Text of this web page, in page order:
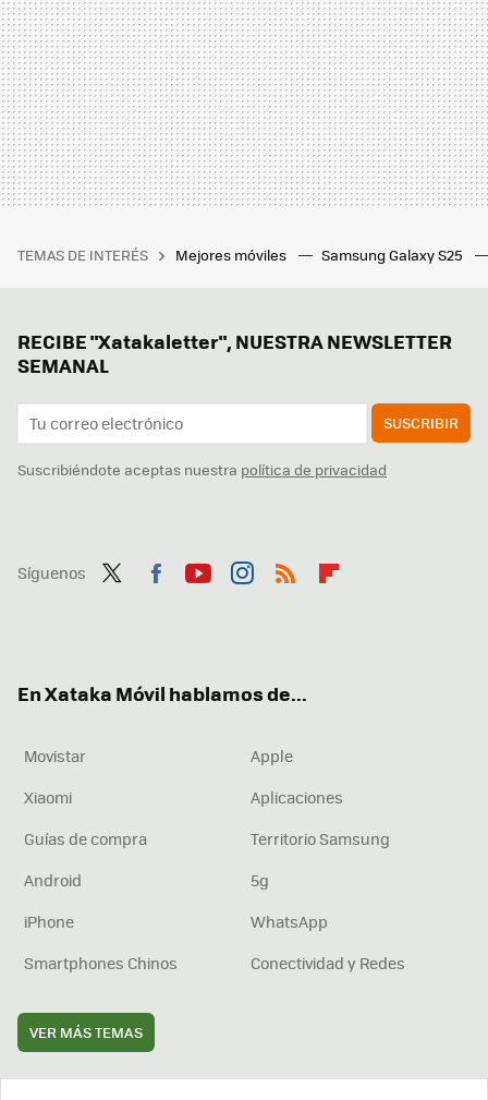
TEMAS DE INTERÉS Mejores móviles Samsung Galaxy S25
RECIBE "Xatakaletter", NUESTRA NEWSLETTER
SEMANAL
SUSCRIBIR
Suscribiéndote aceptas nuestra política de privacidad
Síguenos
En Xataka Móvil hablamos de...
Movistar
Apple
Xiaomi
Aplicaciones
Guías de compra
Territorio Samsung
Android
5g
iPhone
WhatsApp
Smartphones Chinos
Conectividad y Redes
VER MÁS TEMAS